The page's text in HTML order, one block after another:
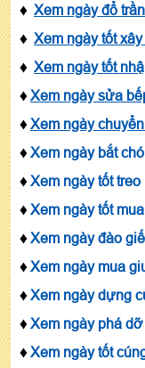
♦ Xem ngày đổ
♦ Xem ngày tốt
♦ Xem ngày tốt
♦Xem ngày sửa
♦Xem ngày
♦Xem ngày bắt chó
♦Xem ngày tốt
♦Xem ngày tốt
♦Xem ngày đào
♦Xem ngày mua
♦Xem ngày dựng
♦Xem ngày phá
♦Xem ngày tốt